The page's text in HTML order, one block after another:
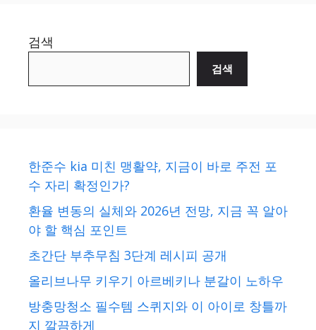
검색
검색
한준수 kia 미친 맹활약, 지금이 바로 주전 포
수 자리 확정인가?
환율 변동의 실체와 2026년 전망, 지금 꼭 알아
야 할 핵심 포인트
초간단 부추무침 3단계 레시피 공개
올리브나무 키우기 아르베키나 분갈이 노하우
방충망청소 필수템 스퀴지와 이 아이로 창틀까
지 깔끔하게